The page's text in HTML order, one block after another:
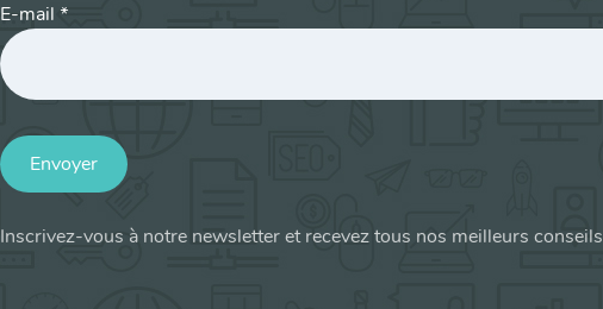
E-mail *
Envoyer
Inscrivez-vous à notre newsletter et recevez tous nos meilleurs conseils